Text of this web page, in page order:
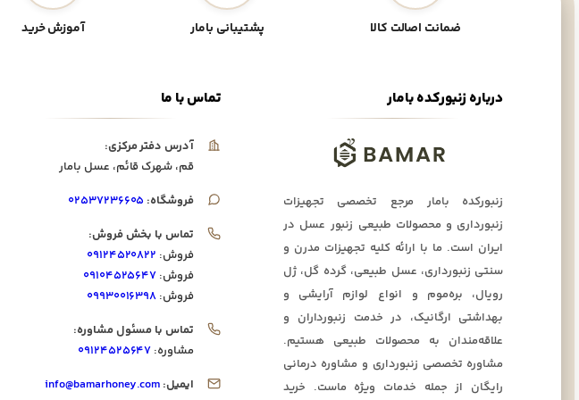
ضمانت اصالت کالا پشتیبانی بامار آموزش خرید
تماس با ما
آدرس دفتر مرکزی:
قم، شهرک قائم، عسل بامار
فروشگاه: ۰۲۵۳۷۲۳۶۶۰۵
تماس با بخش فروش:
فروش: ۰۹۱۲۴۵۲۰۸۲۲
فروش: ۰۹۱۰۴۵۲۵۶۴۷
فروش: ۰۹۹۳۰۰۱۶۳۹۸
تماس با مسئول مشاوره:
مشاوره: ۰۹۱۲۴۵۲۵۶۴۷
ایمیل: info@bamarhoney.com
درباره زنبورکده بامار
زنبورکده بامار مرجع تخصصی تجهیزات
زنبورداری و محصولات طبیعی زنبور عسل در
ایران است. ما با ارائه کلیه تجهیزات مدرن و
سنتی زنبورداری، عسل طبیعی، گرده گل، ژل
رویال، بره‌موم و انواع لوازم آرایشی و
بهداشتی ارگانیک، در خدمت زنبورداران و
علاقه‌مندان به محصولات طبیعی هستیم.
مشاوره تخصصی زنبورداری و مشاوره درمانی
رایگان از جمله خدمات ویژه ماست. خرید